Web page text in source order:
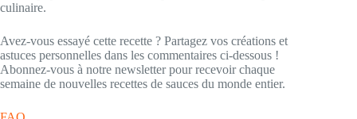
culinaire.
Avez-vous essayé cette recette ? Partagez vos créations et
astuces personnelles dans les commentaires ci-dessous !
Abonnez-vous à notre newsletter pour recevoir chaque
semaine de nouvelles recettes de sauces du monde entier.